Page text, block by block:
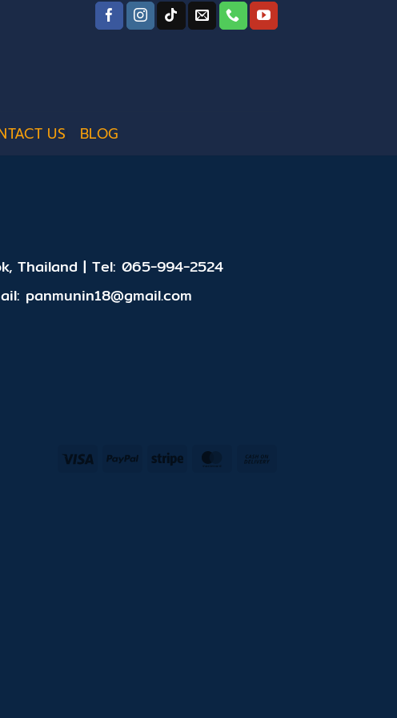
US BLOG
Thailand | Tel: 065-994-2524
panmunin18@gmail.com